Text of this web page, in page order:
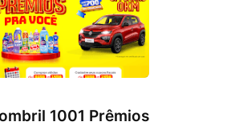
1001 Prêmios